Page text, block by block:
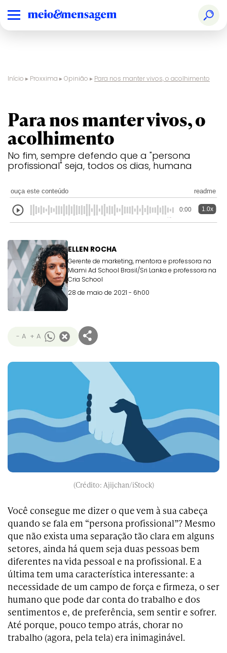
Início ▸ Proxxima ▸Opinião ▸ Para nos manter vivos, o acolhimento
Para nos manter vivos, o
acolhimento
No fim, sempre defendo que a "persona
profissional" seja, todos os dias, humana
ouça este conteúdo readme
0:00 1.0x
ELLEN ROCHA
Gerente de marketing, mentora e professora na
Miami Ad School Brasil/Sri Lanka e professora na
Cria School
28 de maio de 2021 - 6h00
- A + A
(Crédito: Ajijchan/iStock)
Você consegue me dizer o que vem à sua cabeça
quando se fala em “persona profissional”? Mesmo
que não exista uma separação tão clara em alguns
setores, ainda há quem seja duas pessoas bem
diferentes na vida pessoal e na profissional. E a
última tem uma característica interessante: a
necessidade de um campo de força e firmeza, o ser
humano que pode dar conta do trabalho e dos
sentimentos e, de preferência, sem sentir e sofrer.
Até porque, pouco tempo atrás, chorar no
trabalho (agora, pela tela) era inimaginável.